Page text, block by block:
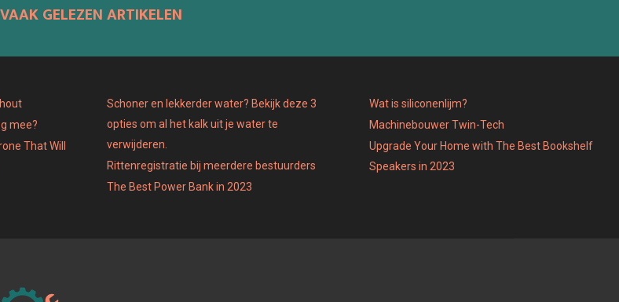
VAAK GELEZEN ARTIKELEN
mee?
That Will
Schoner en lekkerder water? Bekijk deze 3
opties om al het kalk uit je water te
verwijderen.
Rittenregistratie bij meerdere bestuurders
The Best Power Bank in 2023
Wat is siliconenlijm?
Machinebouwer Twin-Tech
Upgrade Your Home with The Best Bookshelf
Speakers in 2023